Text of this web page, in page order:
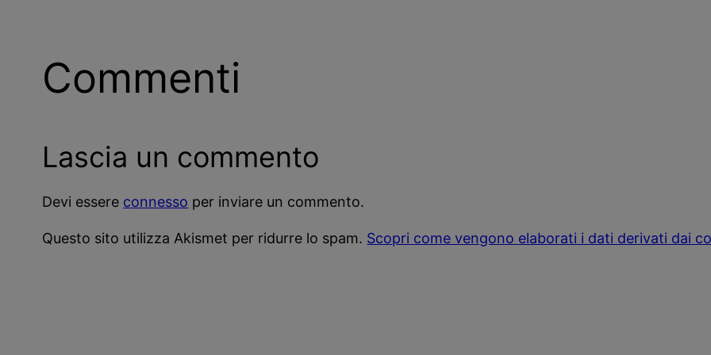
Commenti
Lascia un commento
Devi essere connesso per inviare un commento.
Questo sito utilizza Akismet per ridurre lo spam. Scopri come vengono elaborati i dati derivati dai